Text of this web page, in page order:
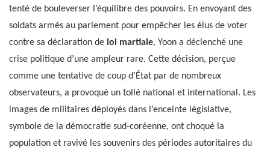
tenté de bouleverser l’équilibre des pouvoirs. En envoyant des
soldats armés au parlement pour empêcher les élus de voter
contre sa déclaration de loi martiale, Yoon a déclenché une
crise politique d’une ampleur rare. Cette décision, perçue
comme une tentative de coup d’État par de nombreux
observateurs, a provoqué un tollé national et international. Les
images de militaires déployés dans l’enceinte législative,
symbole de la démocratie sud-coréenne, ont choqué la
population et ravivé les souvenirs des périodes autoritaires du